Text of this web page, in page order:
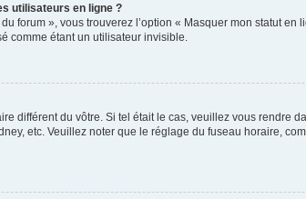
utilisateurs en ligne ?
forum », vous trouverez l’option « Masquer mon statut
comme étant un utilisateur invisible.
différent du vôtre. Si tel était le cas, veuillez vous rendre
etc. Veuillez noter que le réglage du fuseau horaire,